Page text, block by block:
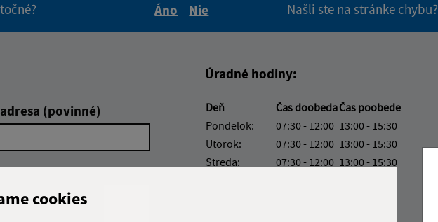
cookies
Áno
Nie
Našli ste na stránke chybu?
(povinné)
Úradné hodiny:
Deň Čas doobedaČas poobede
Pondelok:
07:30 - 12:00 13:00 - 15:30
Utorok:
07:30 - 12:00 13:00 - 15:30
Streda:
07:30 - 12:00 13:00 - 15:30
13:00 - 15:30